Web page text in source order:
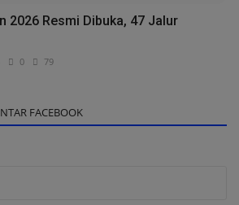
2026 Resmi Dibuka, 47 Jalur
0 79
FACEBOOK